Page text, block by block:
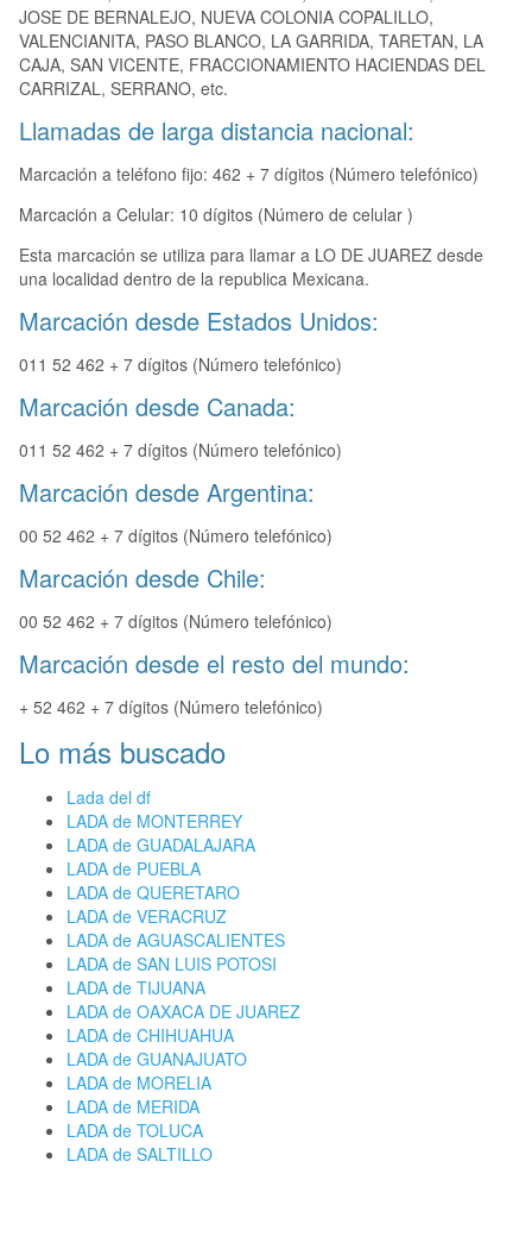
JOSE DE BERNALEJO, NUEVA COLONIA COPALILLO,
VALENCIANITA, PASO BLANCO, LA GARRIDA, TARETAN, LA
CAJA, SAN VICENTE, FRACCIONAMIENTO HACIENDAS DEL
CARRIZAL, SERRANO, etc.
Llamadas de larga distancia nacional:
Marcación a teléfono fijo: 462 + 7 dígitos (Número telefónico)
Marcación a Celular: 10 dígitos (Número de celular )
Esta marcación se utiliza para llamar a LO DE JUAREZ desde
una localidad dentro de la republica Mexicana.
Marcación desde Estados Unidos:
011 52 462 + 7 dígitos (Número telefónico)
Marcación desde Canada:
011 52 462 + 7 dígitos (Número telefónico)
Marcación desde Argentina:
00 52 462 + 7 dígitos (Número telefónico)
Marcación desde Chile:
00 52 462 + 7 dígitos (Número telefónico)
Marcación desde el resto del mundo:
+ 52 462 + 7 dígitos (Número telefónico)
Lo más buscado
Lada del df
LADA de MONTERREY
LADA de GUADALAJARA
LADA de PUEBLA
LADA de QUERETARO
LADA de VERACRUZ
LADA de AGUASCALIENTES
LADA de SAN LUIS POTOSI
LADA de TIJUANA
LADA de OAXACA DE JUAREZ
LADA de CHIHUAHUA
LADA de GUANAJUATO
LADA de MORELIA
LADA de MERIDA
LADA de TOLUCA
LADA de SALTILLO